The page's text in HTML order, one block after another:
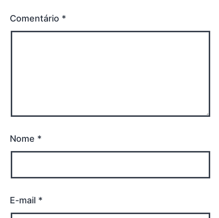
Comentário *
Nome *
E-mail *